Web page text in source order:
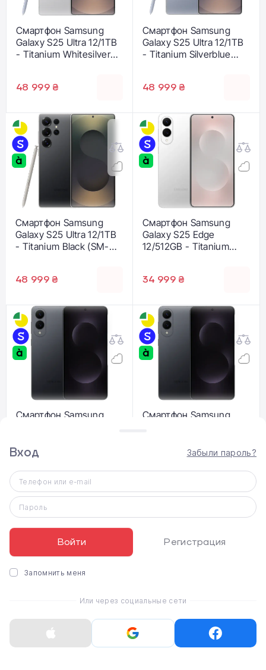
Смартфон Samsung
Galaxy S25 Ultra 12/1TB
- Titanium Whitesilver
48 999 ₴
Смартфон Samsung
Galaxy S25 Ultra 12/1TB
- Titanium Silverblue
48 999 ₴
Смартфон Samsung
Galaxy S25 Ultra 12/1TB
- Titanium Black (SM-
48 999 ₴
Смартфон Samsung
Galaxy S25 Edge
12/512GB - Titanium
34 999 ₴
Смартфон Samsung
Jetblack (SM-
30 999 ₴
Смартфон Samsung
Jetblack (SM-
34 999 ₴
Смартфон Samsung
Galaxy S25 Edge
12/256GB - Titanium Icy
Blue (SM-S937BLBD)
Смартфон Samsung
Galaxy S25 Edge
12/512GB - Titanium Icy
Blue (SM-S937BLBG)
Вход Забыли пароль?
Телефон или e-mail
Пароль
Войти Регистрация
Запомнить меня
Или через социальные сети